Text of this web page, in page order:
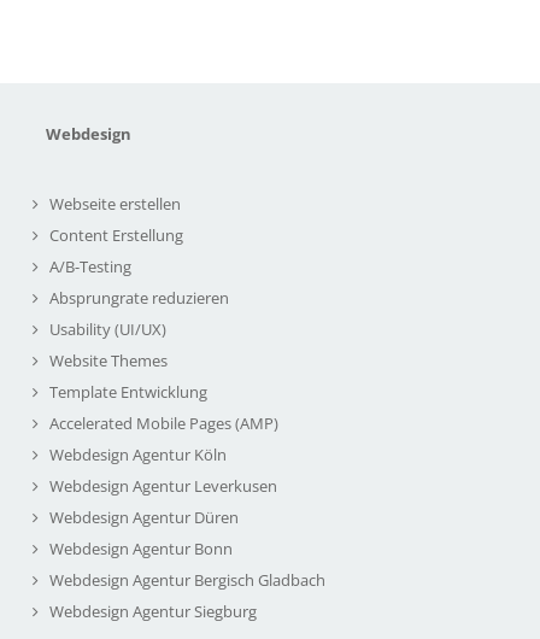
Webdesign
Webseite erstellen
Content Erstellung
A/B-Testing
Absprungrate reduzieren
Usability (UI/UX)
Website Themes
Template Entwicklung
Accelerated Mobile Pages (AMP)
Webdesign Agentur Köln
Webdesign Agentur Leverkusen
Webdesign Agentur Düren
Webdesign Agentur Bonn
Webdesign Agentur Bergisch Gladbach
Webdesign Agentur Siegburg